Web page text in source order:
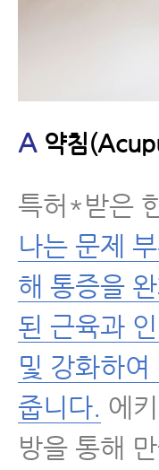
A 약침
특허*받은
나는 문제
해 통증을
된 근육과
및 강화하
줍니다. 에
방을 통해